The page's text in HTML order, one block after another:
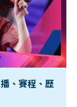
、賽程、歷